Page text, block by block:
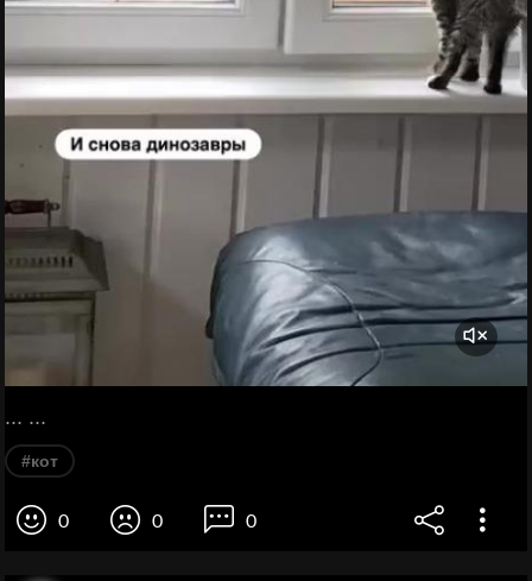
... ...
#кот
0 0 0